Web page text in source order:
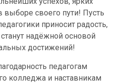
выборе своего пути! Пусть
приносит радость,
надёжной основой
достижений!
педагогам
колледжа и наставникам